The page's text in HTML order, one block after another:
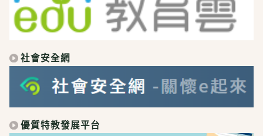
社會安全網
優質特教發展平台